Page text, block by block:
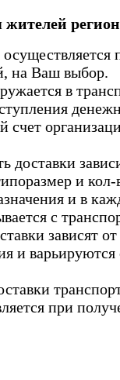
жителей
на Ваш выбор.
в
счет
доставки
и кол-
и в
с
зависят
и
при